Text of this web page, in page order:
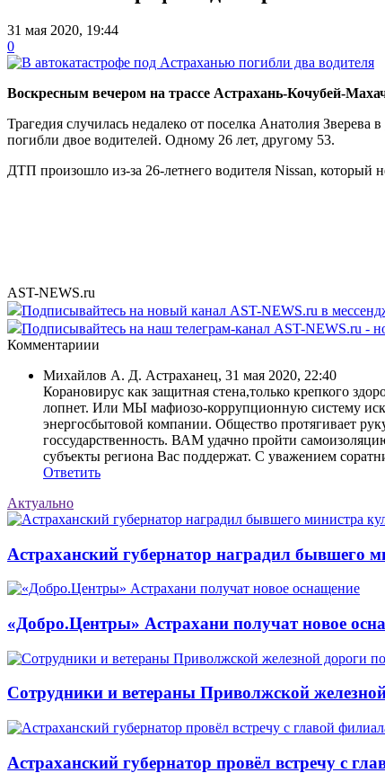
31 мая 2020, 19:44
0
Воскресным вечером на трассе Астрахань-Кочубей-
Трагедия случилась недалеко от поселка Анатолия Зверева в
погибли двое водителей. Одному 26 лет, другому 53.
ДТП произошло из-за 26-летнего водителя Nissan, который
AST-NEWS.ru
Подписывайтесь на новый канал AST-NEWS.ru в
Подписывайтесь на наш телеграм-канал AST-NEWS.ru -
Комментариии
Михайлов А. Д. Астраханец, 31 мая 2020, 22:40
Корановирус как защитная стена,только крепкого
лопнет. Или МЫ мафиозо-коррупционную систему
энергосбытовой компании. Общество протягивает
госсударственность. ВАМ удачно пройти
субъекты региона Вас поддержат. С уважением
Ответить
Актуально
Астраханский губернатор наградил бывшего
«Добро.Центры» Астрахани получат новое
Сотрудники и ветераны Приволжской
Астраханский губернатор провёл встречу с